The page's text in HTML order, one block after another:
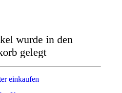
wurde in den
gelegt
einkaufen